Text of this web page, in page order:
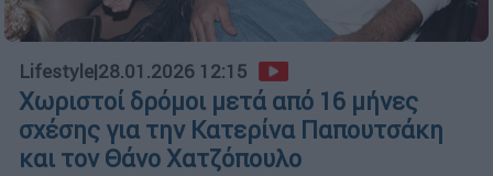
Lifestyle|28.01.2026 12:15
Χωριστοί δρόμοι μετά από 16 μήνες
σχέσης για την Κατερίνα Παπουτσάκη
και τον Θάνο Χατζόπουλο